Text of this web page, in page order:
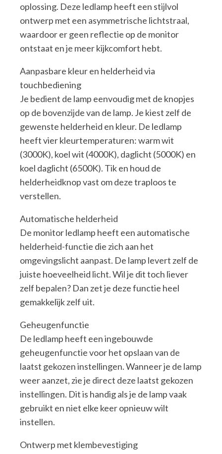
oplossing. Deze ledlamp heeft een stijlvol
ontwerp met een asymmetrische lichtstraal,
waardoor er geen reflectie op de monitor
ontstaat en je meer kijkcomfort hebt.
Aanpasbare kleur en helderheid via
touchbediening
Je bedient de lamp eenvoudig met de knopjes
op de bovenzijde van de lamp. Je kiest zelf de
gewenste helderheid en kleur. De ledlamp
heeft vier kleurtemperaturen: warm wit
(3000K), koel wit (4000K), daglicht (5000K) en
koel daglicht (6500K). Tik en houd de
helderheidknop vast om deze traploos te
verstellen.
Automatische helderheid
De monitor ledlamp heeft een automatische
helderheid-functie die zich aan het
omgevingslicht aanpast. De lamp levert zelf de
juiste hoeveelheid licht. Wil je dit toch liever
zelf bepalen? Dan zet je deze functie heel
gemakkelijk zelf uit.
Geheugenfunctie
De ledlamp heeft een ingebouwde
geheugenfunctie voor het opslaan van de
laatst gekozen instellingen. Wanneer je de lamp
weer aanzet, zie je direct deze laatst gekozen
instellingen. Dit is handig als je de lamp vaak
gebruikt en niet elke keer opnieuw wilt
instellen.
Ontwerp met klembevestiging